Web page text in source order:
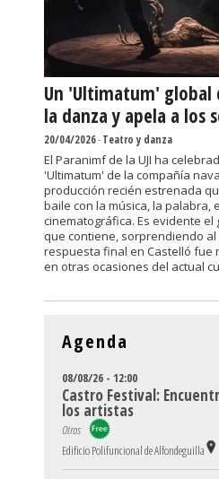
Un 'Ultimatum' global
la danza y apela a los
20/04/2026-Teatro y danza
El Paranimf de la UJI ha
'Ultimatum' de la compañía
producción recién estrenada
baile con la música, la palabra,
cinematográfica. Es evidente
que contiene, sorprendiendo
respuesta final en Castelló fue
en otras ocasiones del actual
Agenda
08/08/26 - 12:00
Castro Festival:
los artistas
Otros
Edificio Polifuncional de Alfondeguilla